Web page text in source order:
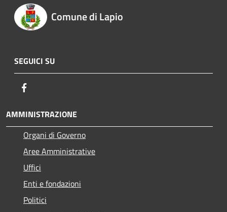
Comune di Lapio
SEGUICI SU
AMMINISTRAZIONE
Organi di Governo
Aree Amministrative
Uffici
Enti e fondazioni
Politici